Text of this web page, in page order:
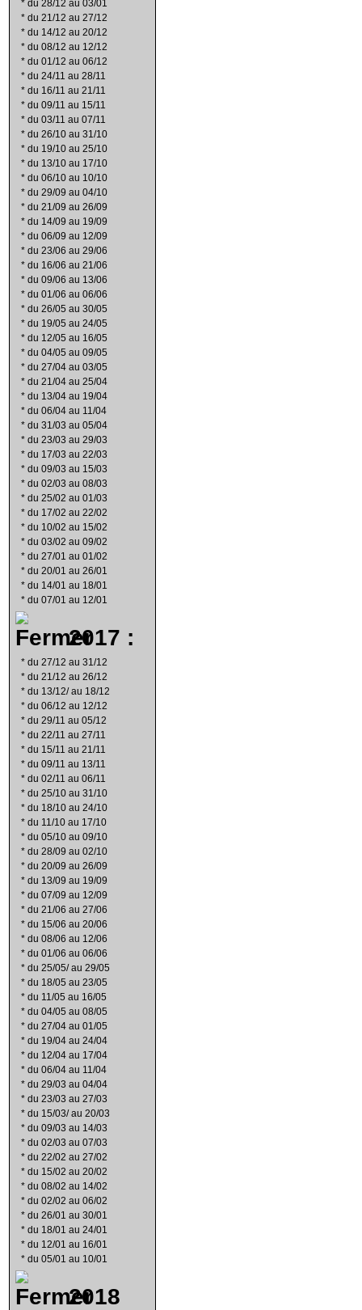
* du 28/12 au 03/01
* du 21/12 au 27/12
* du 14/12 au 20/12
* du 08/12 au 12/12
* du 01/12 au 06/12
* du 24/11 au 28/11
* du 16/11 au 21/11
* du 09/11 au 15/11
* du 03/11 au 07/11
* du 26/10 au 31/10
* du 19/10 au 25/10
* du 13/10 au 17/10
* du 06/10 au 10/10
* du 29/09 au 04/10
* du 21/09 au 26/09
* du 14/09 au 19/09
* du 06/09 au 12/09
* du 23/06 au 29/06
* du 16/06 au 21/06
* du 09/06 au 13/06
* du 01/06 au 06/06
* du 26/05 au 30/05
* du 19/05 au 24/05
* du 12/05 au 16/05
* du 04/05 au 09/05
* du 27/04 au 03/05
* du 21/04 au 25/04
* du 13/04 au 19/04
* du 06/04 au 11/04
* du 31/03 au 05/04
* du 23/03 au 29/03
* du 17/03 au 22/03
* du 09/03 au 15/03
* du 02/03 au 08/03
* du 25/02 au 01/03
* du 17/02 au 22/02
* du 10/02 au 15/02
* du 03/02 au 09/02
* du 27/01 au 01/02
* du 20/01 au 26/01
* du 14/01 au 18/01
* du 07/01 au 12/01
2017 :
* du 27/12 au 31/12
* du 21/12 au 26/12
* du 13/12/ au 18/12
* du 06/12 au 12/12
* du 29/11 au 05/12
* du 22/11 au 27/11
* du 15/11 au 21/11
* du 09/11 au 13/11
* du 02/11 au 06/11
* du 25/10 au 31/10
* du 18/10 au 24/10
* du 11/10 au 17/10
* du 05/10 au 09/10
* du 28/09 au 02/10
* du 20/09 au 26/09
* du 13/09 au 19/09
* du 07/09 au 12/09
* du 21/06 au 27/06
* du 15/06 au 20/06
* du 08/06 au 12/06
* du 01/06 au 06/06
* du 25/05/ au 29/05
* du 18/05 au 23/05
* du 11/05 au 16/05
* du 04/05 au 08/05
* du 27/04 au 01/05
* du 19/04 au 24/04
* du 12/04 au 17/04
* du 06/04 au 11/04
* du 29/03 au 04/04
* du 23/03 au 27/03
* du 15/03/ au 20/03
* du 09/03 au 14/03
* du 02/03 au 07/03
* du 22/02 au 27/02
* du 15/02 au 20/02
* du 08/02 au 14/02
* du 02/02 au 06/02
* du 26/01 au 30/01
* du 18/01 au 24/01
* du 12/01 au 16/01
* du 05/01 au 10/01
2018